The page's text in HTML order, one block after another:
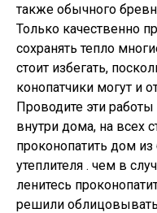
также обычного
Только качественно
сохранять тепло
стоит избегать,
конопатчики могут и
Проводите эти
внутри дома, на всех
проконопатить дом
утеплителя . чем в
ленитесь
решили облицовывать